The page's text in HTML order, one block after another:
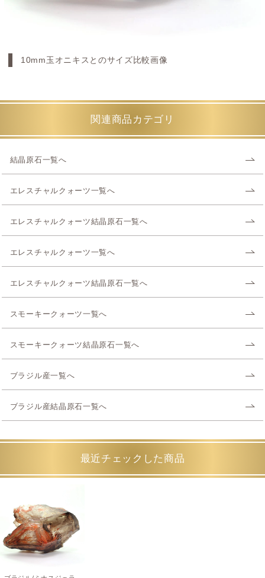
10mm玉オニキスとのサイズ比較画像
関連商品カテゴリ
結晶原石一覧へ
エレスチャルクォーツ一覧へ
エレスチャルクォーツ結晶原石一覧へ
エレスチャルクォーツ一覧へ
エレスチャルクォーツ結晶原石一覧へ
スモーキークォーツ一覧へ
スモーキークォーツ結晶原石一覧へ
ブラジル産一覧へ
ブラジル産結晶原石一覧へ
最近チェックした商品